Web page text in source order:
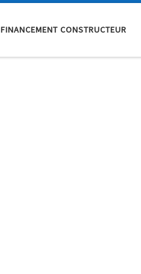
FINANCEMENT CONSTRUCTEUR